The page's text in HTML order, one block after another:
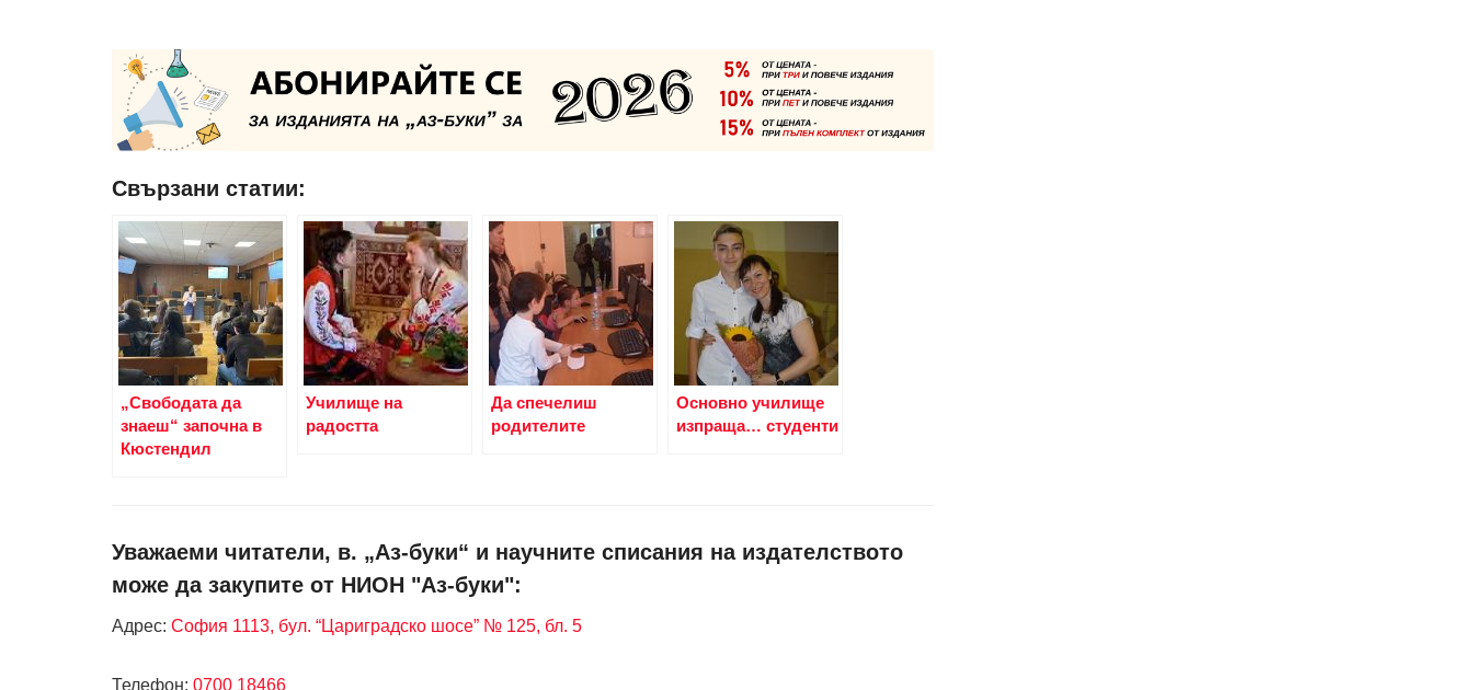
Свързани статии:
„Свободата да
знаеш“ започна в
Кюстендил
Училище на
радостта
Да спечелиш
родителите
Основно училище
изпраща… студенти
Уважаеми читатели, в. „Аз-буки“ и научните списания на издателството
може да закупите от НИОН "Аз-буки":
Адрес: София 1113, бул. “Цариградско шосе” № 125, бл. 5
Телефон: 0700 18466